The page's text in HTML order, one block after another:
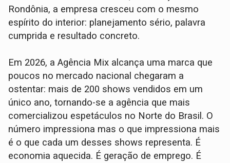
Rondônia, a empresa cresceu com o mesmo
espírito do interior: planejamento sério, palavra
cumprida e resultado concreto.
Em 2026, a Agência Mix alcança uma marca que
poucos no mercado nacional chegaram a
ostentar: mais de 200 shows vendidos em um
único ano, tornando-se a agência que mais
comercializou espetáculos no Norte do Brasil. O
número impressiona mas o que impressiona mais
é o que cada um desses shows representa. É
economia aquecida. É geração de emprego. É